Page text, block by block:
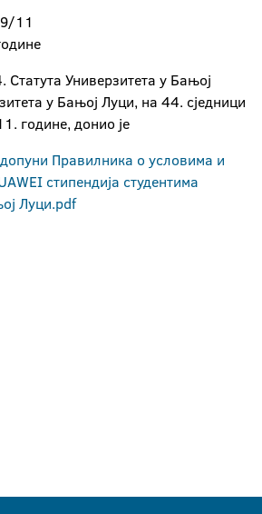
11
Универзитета у Бањој
у Бањој Луци, на 44. сједници
године, донио је
Правилника о условима и
стипендија студентима
Луци.pdf